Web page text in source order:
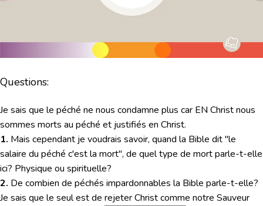
Questions:
Je sais que le péché ne nous condamne plus car EN Christ nous
sommes morts au péché et justifiés en Christ.
1. Mais cependant je voudrais savoir, quand la Bible dit "le
salaire du péché c'est la mort", de quel type de mort parle-t-elle
ici? Physique ou spirituelle?
2. De combien de péchés impardonnables la Bible parle-t-elle?
Je sais que le seul est de rejeter Christ comme notre Sauveur